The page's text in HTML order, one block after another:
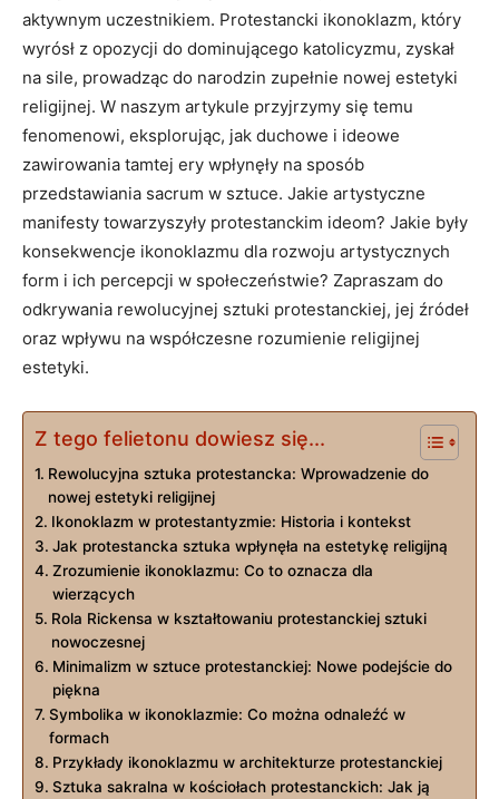
aktywnym uczestnikiem. Protestancki ikonoklazm, który
wyrósł z opozycji do dominującego katolicyzmu, zyskał
na sile, prowadząc do narodzin zupełnie nowej estetyki
religijnej. W naszym artykule przyjrzymy się temu
fenomenowi, eksplorując, jak duchowe i ideowe
zawirowania tamtej ery wpłynęły na sposób
przedstawiania sacrum w sztuce. Jakie artystyczne
manifesty towarzyszyły protestanckim ideom? Jakie były
konsekwencje ikonoklazmu dla rozwoju artystycznych
form i ich percepcji w społeczeństwie? Zapraszam do
odkrywania rewolucyjnej sztuki protestanckiej, jej źródeł
oraz wpływu na współczesne rozumienie religijnej
estetyki.
Z tego felietonu dowiesz się...
Rewolucyjna sztuka protestancka: Wprowadzenie do
nowej estetyki religijnej
Ikonoklazm w protestantyzmie: Historia i kontekst
Jak protestancka sztuka wpłynęła na estetykę religijną
Zrozumienie ikonoklazmu: Co to oznacza dla
wierzących
Rola Rickensa w kształtowaniu protestanckiej sztuki
nowoczesnej
Minimalizm w sztuce protestanckiej: Nowe podejście do
piękna
Symbolika w ikonoklazmie: Co można odnaleźć w
formach
Przykłady ikonoklazmu w architekturze protestanckiej
Sztuka sakralna w kościołach protestanckich: Jak ją